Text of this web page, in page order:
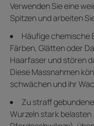
Verwenden Sie eine
Spitzen und arbeiten
Häufige chemische
Färben, Glätten oder
Haarfaser und stören
Diese Massnahmen
schwächen und ihr
Zu straff
Wurzeln stark